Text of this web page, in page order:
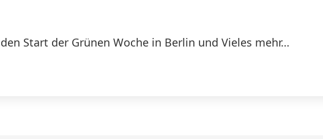
Start der Grünen Woche in Berlin und Vieles mehr…